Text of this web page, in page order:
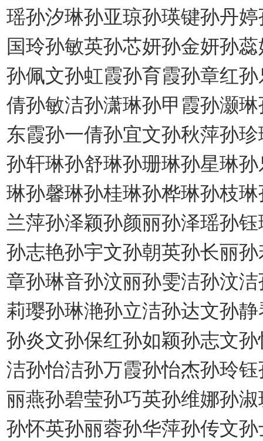
瑶孙汐琳孙亚琼孙瑛键孙丹
国玲孙敏英孙芯妍孙金妍孙
孙佩文孙虹霞孙育霞孙章红
倩孙敏洁孙潇琳孙甲霞孙灏
东霞孙一倩孙宜文孙秋萍孙
孙轩琳孙舒琳孙珊琳孙星琳
琳孙馨琳孙桂琳孙桦琳孙枝
兰萍孙泽颖孙颜丽孙泽瑶孙
孙志艳孙宇文孙朝英孙长丽
章孙琳音孙汶丽孙雯洁孙汶
莉璎孙琳滟孙立洁孙达文孙
孙炎文孙保红孙如颖孙志文
洁孙怡洁孙万霞孙怡杰孙玲
丽燕孙碧莹孙巧英孙维娜孙
孙怀英孙丽蓉孙华萍孙传文